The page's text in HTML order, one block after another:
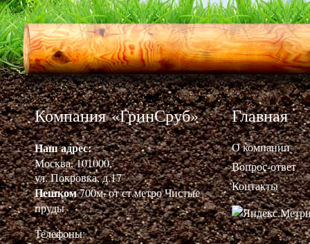
Главная
О компании
Вопрос-ответ
Контакты
Компания «ГринСруб»
Наш адрес:
Москва, 101000,
ул. Покровка, д.17
Пешком700м. от ст.метро Чистые
пруды
Телефоны: